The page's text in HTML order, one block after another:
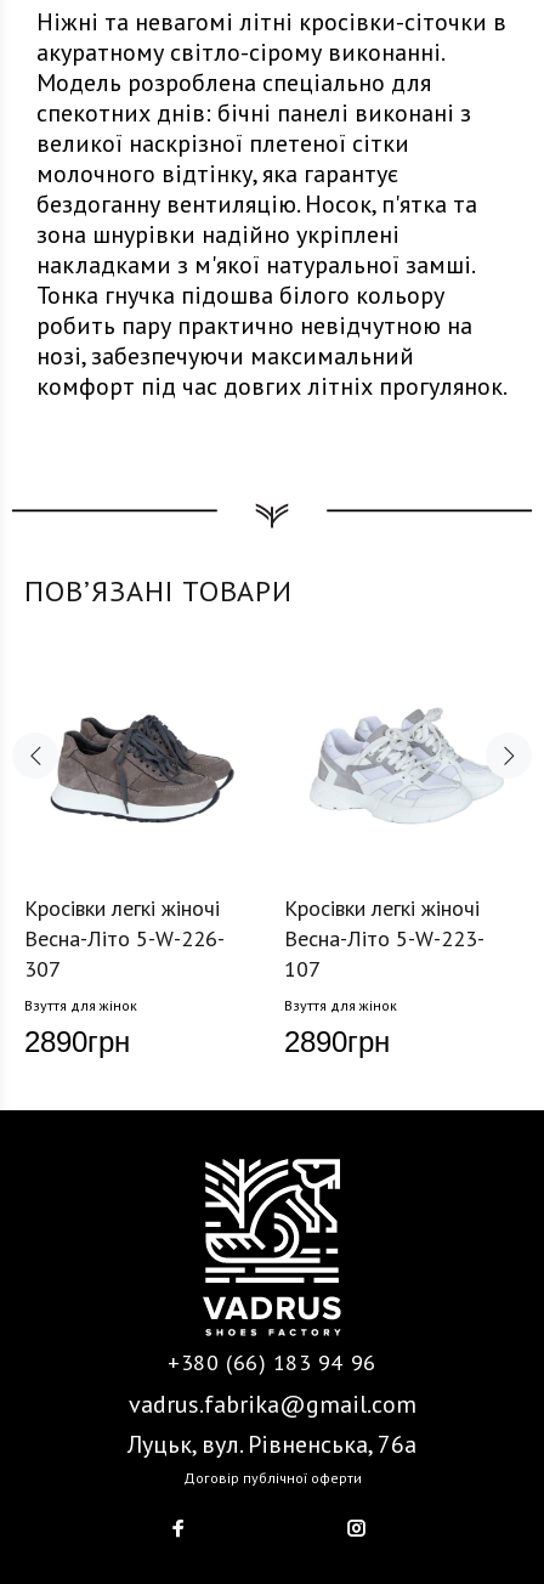
Ніжні та невагомі літні кросівки-сіточки в
акуратному світло-сірому виконанні.
Модель розроблена спеціально для
спекотних днів: бічні панелі виконані з
великої наскрізної плетеної сітки
молочного відтінку, яка гарантує
бездоганну вентиляцію. Носок, п'ятка та
зона шнурівки надійно укріплені
накладками з м'якої натуральної замші.
Тонка гнучка підошва білого кольору
робить пару практично невідчутною на
нозі, забезпечуючи максимальний
комфорт під час довгих літніх прогулянок.
ПОВʼЯЗАНІ ТОВАРИ
Кросівки легкі жіночі
Весна-Літо 5-W-226-
307
Взуття для жінок
2890грн
Кросівки легкі жіночі
Весна-Літо 5-W-223-
107
Взуття для жінок
2890грн
+380 (66) 183 94 96
vadrus.fabrika@gmail.com
Луцьк, вул. Рівненська, 76а
Договір публічної оферти